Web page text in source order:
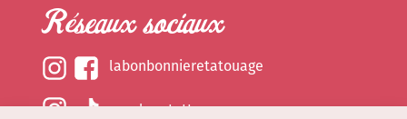
Réseaux sociaux
labonbonnieretatouage
epsylonetattoo